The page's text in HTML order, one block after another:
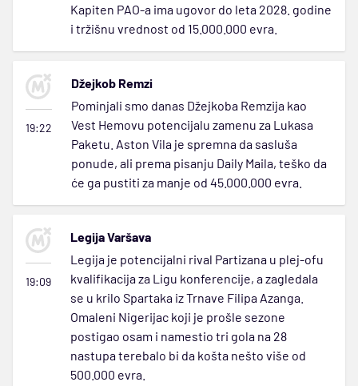
Kapiten PAO-a ima ugovor do leta 2028. godine
i tržišnu vrednost od 15.000.000 evra.
19:22
Džejkob Remzi
Pominjali smo danas Džejkoba Remzija kao
Vest Hemovu potencijalu zamenu za Lukasa
Paketu. Aston Vila je spremna da sasluša
ponude, ali prema pisanju Daily Maila, teško da
će ga pustiti za manje od 45.000.000 evra.
19:09
Legija Varšava
Legija je potencijalni rival Partizana u plej-ofu
kvalifikacija za Ligu konferencije, a zagledala
se u krilo Spartaka iz Trnave Filipa Azanga.
Omaleni Nigerijac koji je prošle sezone
postigao osam i namestio tri gola na 28
nastupa terebalo bi da košta nešto više od
500.000 evra.